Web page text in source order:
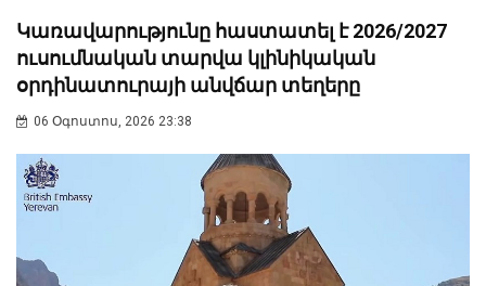
Կառավարությունը հաստատել է 2026/2027
ուսումնական տարվա կլինիկական
օրդինատուրայի անվճար տեղերը
06 Օգոստոս, 2026 23:38